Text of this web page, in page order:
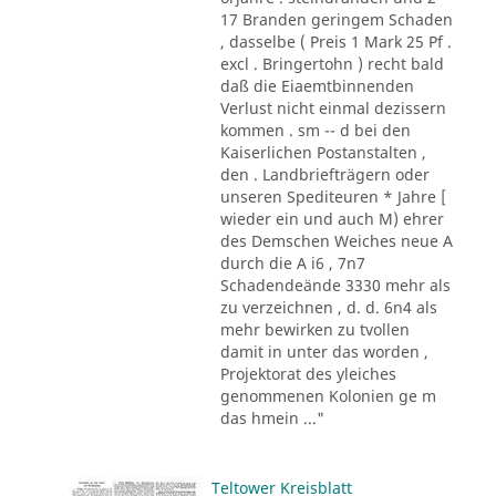
17 Branden geringem Schaden
, dasselbe ( Preis 1 Mark 25 Pf .
excl . Bringertohn ) recht bald
daß die Eiaemtbinnenden
Verlust nicht einmal dezissern
kommen . sm -- d bei den
Kaiserlichen Postanstalten ,
den . Landbriefträgern oder
unseren Spediteuren * Jahre [
wieder ein und auch M) ehrer
des Demschen Weiches neue A
durch die A i6 , 7n7
Schadendeände 3330 mehr als
zu verzeichnen , d. d. 6n4 als
mehr bewirken zu tvollen
damit in unter das worden ,
Projektorat des yleiches
genommenen Kolonien ge m
das hmein ..."
Teltower Kreisblatt